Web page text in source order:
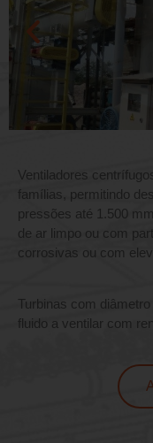
Ventiladores
famílias, permitindo
pressões até 1.500
de ar limpo ou com
corrosivas ou com
Turbinas com
fluido a ventilar com